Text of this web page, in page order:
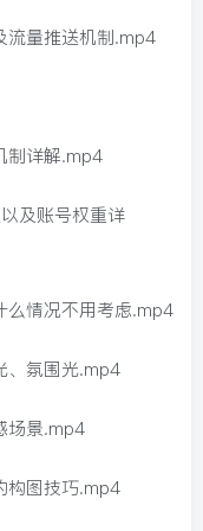
流量推送机制.mp4
制详解.mp4
及账号权重详
么情况不用考虑.mp4
、氛围光.mp4
场景.mp4
构图技巧.mp4